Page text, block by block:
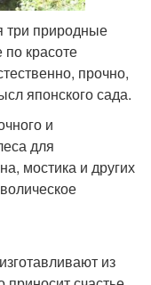
три природные
красоте
прочно,
японского сада.
и
для
мостика и других
из